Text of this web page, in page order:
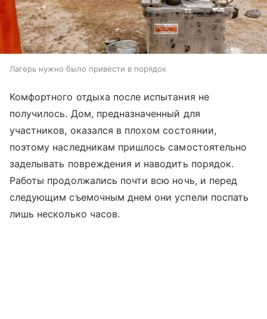
Лагерь нужно было привести в порядок
Комфортного отдыха после испытания не
получилось. Дом, предназначенный для
участников, оказался в плохом состоянии,
поэтому наследникам пришлось самостоятельно
заделывать повреждения и наводить порядок.
Работы продолжались почти всю ночь, и перед
следующим съемочным днем они успели поспать
лишь несколько часов.